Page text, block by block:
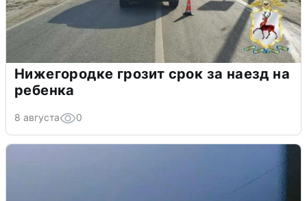
Нижегородке грозит срок за наезд на
ребенка
8 августа 0